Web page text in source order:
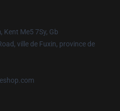
Kent Me5 7Sy, Gb
ville de Fuxin, province de